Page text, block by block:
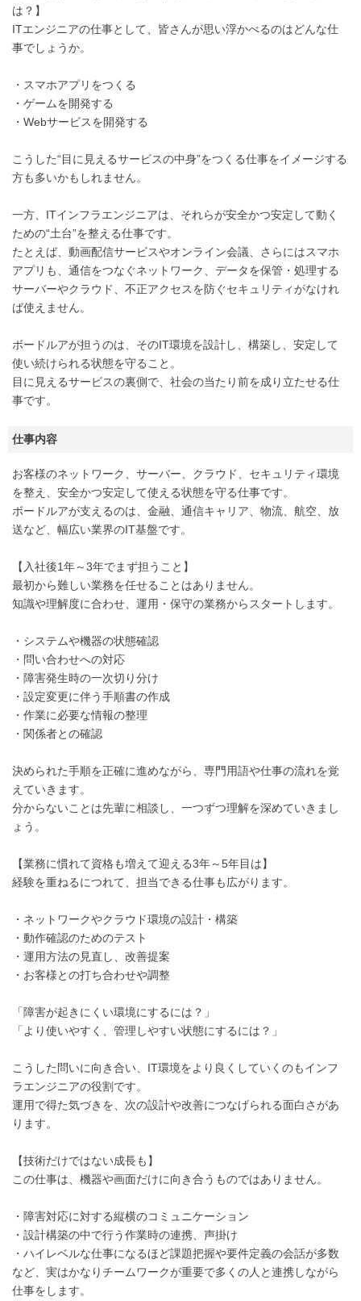
は？】
ITエンジニアの仕事として、皆さんが思い浮かべるのはどんな仕
事でしょうか。
・スマホアプリをつくる
・ゲームを開発する
・Webサービスを開発する
こうした“目に見えるサービスの中身”をつくる仕事をイメージする
方も多いかもしれません。
一方、ITインフラエンジニアは、それらが安全かつ安定して動く
ための“土台”を整える仕事です。
たとえば、動画配信サービスやオンライン会議、さらにはスマホ
アプリも、通信をつなぐネットワーク、データを保管・処理する
サーバーやクラウド、不正アクセスを防ぐセキュリティがなけれ
ば使えません。
ボードルアが担うのは、そのIT環境を設計し、構築し、安定して
使い続けられる状態を守ること。
目に見えるサービスの裏側で、社会の当たり前を成り立たせる仕
事です。
仕事内容
お客様のネットワーク、サーバー、クラウド、セキュリティ環境
を整え、安全かつ安定して使える状態を守る仕事です。
ボードルアが支えるのは、金融、通信キャリア、物流、航空、放
送など、幅広い業界のIT基盤です。
【入社後1年～3年でまず担うこと】
最初から難しい業務を任せることはありません。
知識や理解度に合わせ、運用・保守の業務からスタートします。
・システムや機器の状態確認
・問い合わせへの対応
・障害発生時の一次切り分け
・設定変更に伴う手順書の作成
・作業に必要な情報の整理
・関係者との確認
決められた手順を正確に進めながら、専門用語や仕事の流れを覚
えていきます。
分からないことは先輩に相談し、一つずつ理解を深めていきまし
ょう。
【業務に慣れて資格も増えて迎える3年～5年目は】
経験を重ねるにつれて、担当できる仕事も広がります。
・ネットワークやクラウド環境の設計・構築
・動作確認のためのテスト
・運用方法の見直し、改善提案
・お客様との打ち合わせや調整
「障害が起きにくい環境にするには？」
「より使いやすく、管理しやすい状態にするには？」
こうした問いに向き合い、IT環境をより良くしていくのもインフ
ラエンジニアの役割です。
運用で得た気づきを、次の設計や改善につなげられる面白さがあ
ります。
【技術だけではない成長も】
この仕事は、機器や画面だけに向き合うものではありません。
・障害対応に対する縦横のコミュニケーション
・設計構築の中で行う作業時の連携、声掛け
・ハイレベルな仕事になるほど課題把握や要件定義の会話が多数
など、実はかなりチームワークが重要で多くの人と連携しながら
仕事をします。